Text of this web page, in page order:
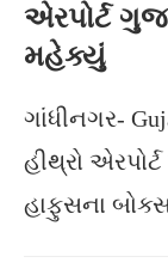
એરપોર્ટ
મહેક્યું
ગાંધીનગર-
હીથ્રો
હાફુસના